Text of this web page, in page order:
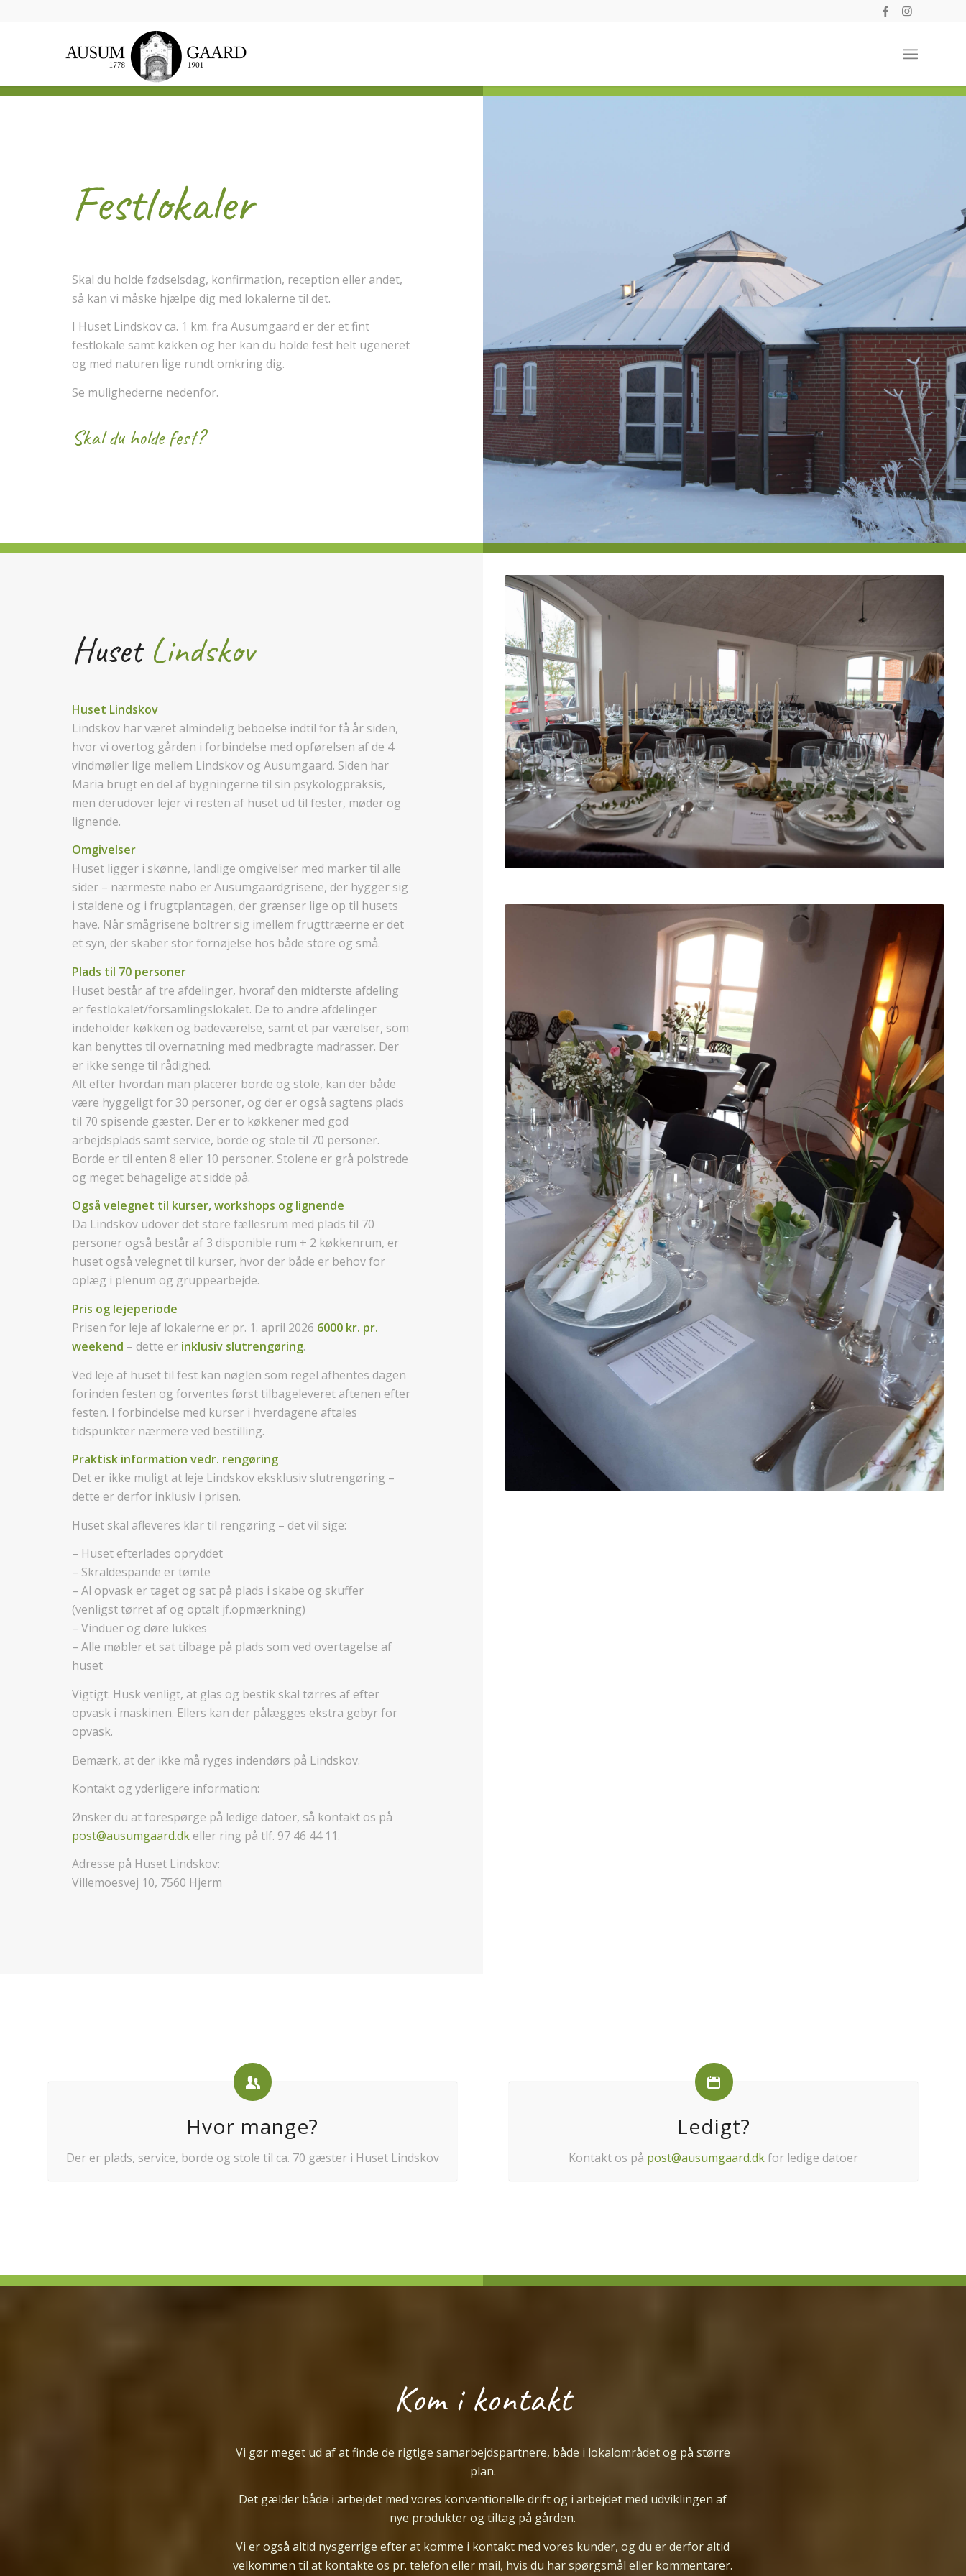
Festlokaler
Skal du holde fødselsdag, konfirmation, reception eller andet,
så kan vi måske hjælpe dig med lokalerne til det.
I Huset Lindskov ca. 1 km. fra Ausumgaard er der et fint
festlokale samt køkken og her kan du holde fest helt ugeneret
og med naturen lige rundt omkring dig.
Se mulighederne nedenfor.
Skal du holde fest?
Huset Lindskov
Huset Lindskov
Lindskov har været almindelig beboelse indtil for få år siden,
hvor vi overtog gården i forbindelse med opførelsen af de 4
vindmøller lige mellem Lindskov og Ausumgaard. Siden har
Maria brugt en del af bygningerne til sin psykologpraksis,
men derudover lejer vi resten af huset ud til fester, møder og
lignende.
Omgivelser
Huset ligger i skønne, landlige omgivelser med marker til alle
sider – nærmeste nabo er Ausumgaardgrisene, der hygger sig
i staldene og i frugtplantagen, der grænser lige op til husets
have. Når smågrisene boltrer sig imellem frugttræerne er det
et syn, der skaber stor fornøjelse hos både store og små.
Plads til 70 personer
Huset består af tre afdelinger, hvoraf den midterste afdeling
er festlokalet/forsamlingslokalet. De to andre afdelinger
indeholder køkken og badeværelse, samt et par værelser, som
kan benyttes til overnatning med medbragte madrasser. Der
er ikke senge til rådighed.
Alt efter hvordan man placerer borde og stole, kan der både
være hyggeligt for 30 personer, og der er også sagtens plads
til 70 spisende gæster. Der er to køkkener med god
arbejdsplads samt service, borde og stole til 70 personer.
Borde er til enten 8 eller 10 personer. Stolene er grå polstrede
og meget behagelige at sidde på.
Også velegnet til kurser, workshops og lignende
Da Lindskov udover det store fællesrum med plads til 70
personer også består af 3 disponible rum + 2 køkkenrum, er
huset også velegnet til kurser, hvor der både er behov for
oplæg i plenum og gruppearbejde.
Pris og lejeperiode
Prisen for leje af lokalerne er pr. 1. april 2026 6000 kr. pr.
weekend – dette er inklusiv slutrengøring.
Ved leje af huset til fest kan nøglen som regel afhentes dagen
forinden festen og forventes først tilbageleveret aftenen efter
festen. I forbindelse med kurser i hverdagene aftales
tidspunkter nærmere ved bestilling.
Praktisk information vedr. rengøring
Det er ikke muligt at leje Lindskov eksklusiv slutrengøring –
dette er derfor inklusiv i prisen.
Huset skal afleveres klar til rengøring – det vil sige:
– Huset efterlades opryddet
– Skraldespande er tømte
– Al opvask er taget og sat på plads i skabe og skuffer
(venligst tørret af og optalt jf.opmærkning)
– Vinduer og døre lukkes
– Alle møbler et sat tilbage på plads som ved overtagelse af
huset
Vigtigt: Husk venligt, at glas og bestik skal tørres af efter
opvask i maskinen. Ellers kan der pålægges ekstra gebyr for
opvask.
Bemærk, at der ikke må ryges indendørs på Lindskov.
Kontakt og yderligere information:
Ønsker du at forespørge på ledige datoer, så kontakt os på
post@ausumgaard.dk eller ring på tlf. 97 46 44 11.
Adresse på Huset Lindskov:
Villemoesvej 10, 7560 Hjerm
Hvor mange?
Der er plads, service, borde og stole til ca. 70 gæster i Huset Lindskov
Ledigt?
Kontakt os på post@ausumgaard.dkfor ledige datoer
Kom i kontakt
Vi gør meget ud af at finde de rigtige samarbejdspartnere, både i lokalområdet og på større
plan.
Det gælder både i arbejdet med vores konventionelle drift og i arbejdet med udviklingen af
nye produkter og tiltag på gården.
Vi erogsåaltid nysgerrige efter at komme i kontakt med vores kunder, og du er derfor altid
velkommen til at kontakte os pr. telefon eller mail, hvis du har spørgsmål eller kommentarer.